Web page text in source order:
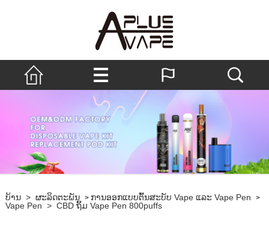
ບ້ານ > ຜະລິດຕະພັນ > ການອອກແບບຕົ້ນສະບັບ Vape ແລະ Vape Pen >
Vape Pen > CBD ຖິ້ມ Vape Pen 800puffs